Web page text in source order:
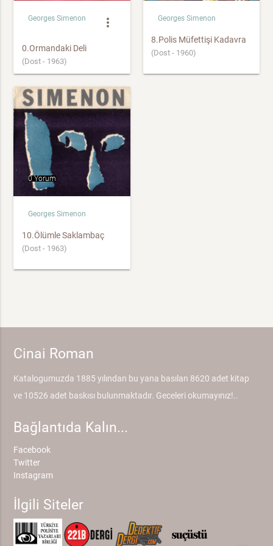
Georges Simenon more_vert
0.Ormandaki Deli
(Dost - 1963)
Georges Simenon
8.Polis Müfettişi Kadavra
(Dost - 1960)
0 Yorum
Georges Simenon
10.Ölümle Saklambaç
(Dost - 1963)
Cinai Roman
Katalogumuzda 1885 yılından bu yana basılan 8620 adet kitap
ve 10526 adet baskısı bulunmaktadır. Geceleri okumayınız!..
Bağlantıda Kalın...
Facebook
Twitter
Instagram
İlgili Siteler